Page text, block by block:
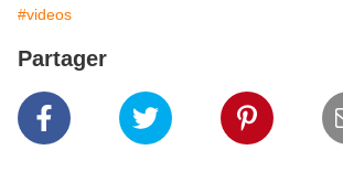
#videos
Partager